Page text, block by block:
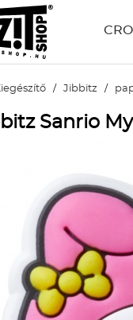
/ Jibbitz /
Sanrio